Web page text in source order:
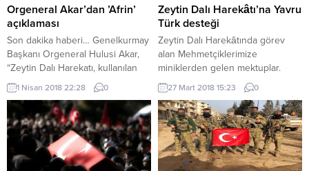
teröristi etkisiz hâle getirdi.
Terörü kaynağında...
Harekatı kapsamında, Türk Silahlı
Kuvvetleri (TSK) birlikleri, Afrin’in
Hacıhasanlı bölgesinde arama...
Orgeneral Akar’dan ’Afrin’
açıklaması
Son dakika haberi… Genelkurmay
Başkanı Orgeneral Hulusi Akar,
“Zeytin Dalı Harekatı, kullanılan
silah ve mühimmat dahil
uluslararası hukuka ve terörle
mücadele esaslarına uygun
olarak sürdürülüyor.” ifadelerini
kullandı Genelkurmay
Başkanlığından yapılan
bilgilendirmeye göre, Orgeneral
1 Nisan 2018 22:28 0
Zeytin Dalı Harekâtı’na Yavru
Türk desteği
Zeytin Dalı Harekâtında görev
alan Mehmetçiklerimize
miniklerden gelen mektuplar.
27 Mart 2018 15:23 0